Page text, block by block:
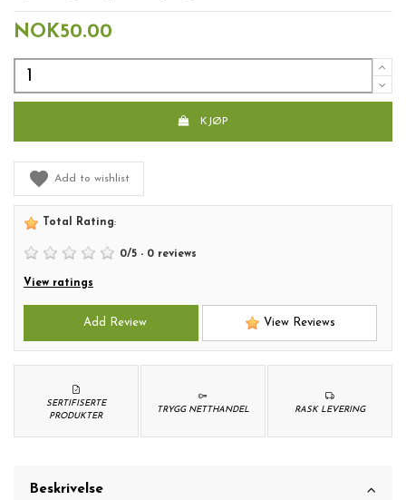
NOK50.00
KJØP
Add to wishlist
Total Rating:
0/5 - 0 reviews
View ratings
Add Review View Reviews
RASK LEVERING
TRYGG NETTHANDEL
SERTIFISERTE
PRODUKTER
Beskrivelse